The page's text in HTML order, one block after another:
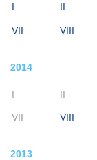
I II
VII VIII
2014
I II
VII VIII
2013